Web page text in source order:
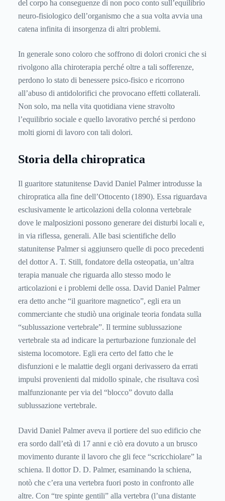
del corpo ha conseguenze di non poco conto sull’equilibrio
neuro-fisiologico dell’organismo che a sua volta avvia una
catena infinita di insorgenza di altri problemi.
In generale sono coloro che soffrono di dolori cronici che si
rivolgono alla chiroterapia perché oltre a tali sofferenze,
perdono lo stato di benessere psico-fisico e ricorrono
all’abuso di antidolorifici che provocano effetti collaterali.
Non solo, ma nella vita quotidiana viene stravolto
l’equilibrio sociale e quello lavorativo perché si perdono
molti giorni di lavoro con tali dolori.
Storia della chiropratica
Il guaritore statunitense David Daniel Palmer introdusse la
chiropratica alla fine dell’Ottocento (1890). Essa riguardava
esclusivamente le articolazioni della colonna vertebrale
dove le malposizioni possono generare dei disturbi locali e,
in via riflessa, generali. Alle basi scientifiche dello
statunitense Palmer si aggiunsero quelle di poco precedenti
del dottor A. T. Still, fondatore della osteopatia, un’altra
terapia manuale che riguarda allo stesso modo le
articolazioni e i problemi delle ossa. David Daniel Palmer
era detto anche “il guaritore magnetico”, egli era un
commerciante che studiò una originale teoria fondata sulla
“sublussazione vertebrale”. Il termine sublussazione
vertebrale sta ad indicare la perturbazione funzionale del
sistema locomotore. Egli era certo del fatto che le
disfunzioni e le malattie degli organi derivassero da errati
impulsi provenienti dal midollo spinale, che risultava così
malfunzionante per via del “blocco” dovuto dalla
sublussazione vertebrale.
David Daniel Palmer aveva il portiere del suo edificio che
era sordo dall’età di 17 anni e ciò era dovuto a un brusco
movimento durante il lavoro che gli fece “scricchiolare” la
schiena. Il dottor D. D. Palmer, esaminando la schiena,
notò che c’era una vertebra fuori posto in confronto alle
altre. Con “tre spinte gentili” alla vertebra (l’una distante